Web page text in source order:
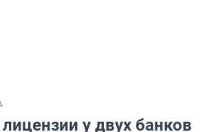
у двух банков